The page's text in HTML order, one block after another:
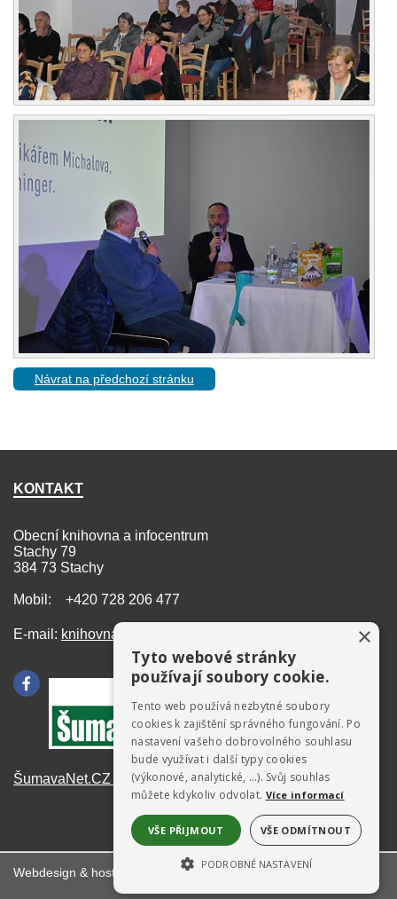
Návrat na předchozí stránku
KONTAKT
Obecní knihovna a infocentrum
Stachy 79
384 73 Stachy
Mobil: +420 728 206 477
E-mail: knihovna@stachy.net
ŠumavaNet.CZ - informace o regionu
Webdesign & hosting: ŠumavaNet.CZ
×
Tyto webové stránky
používají soubory cookie.
Tento web používá nezbytné soubory
cookies k zajištění správného fungování. Po
nastavení vašeho dobrovolného souhlasu
bude využívat i další typy cookies
(výkonové, analytické, …). Svůj souhlas
můžete kdykoliv odvolat. Více informací
VŠE PŘIJMOUT VŠE ODMÍTNOUT
PODROBNÉ NASTAVENÍ
NEZBYTNĚ NUTNÉ SOUBORY